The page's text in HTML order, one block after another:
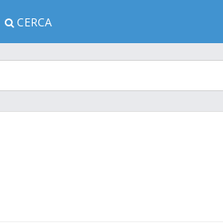
CERCA